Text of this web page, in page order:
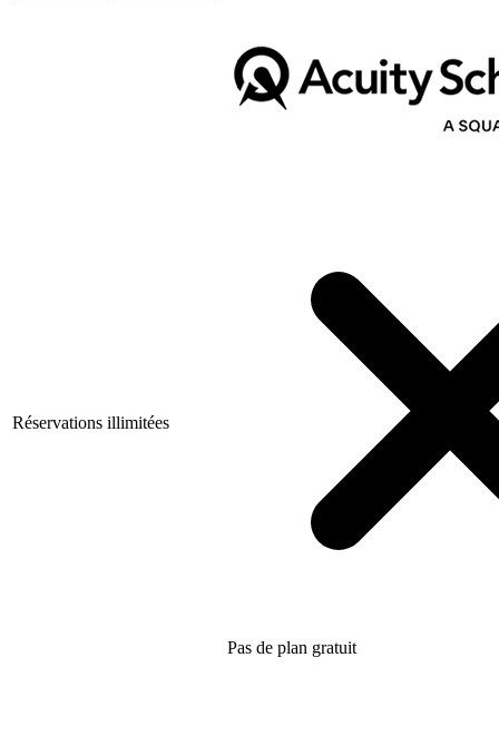
Réservations illimitées
Pas de plan gratuit